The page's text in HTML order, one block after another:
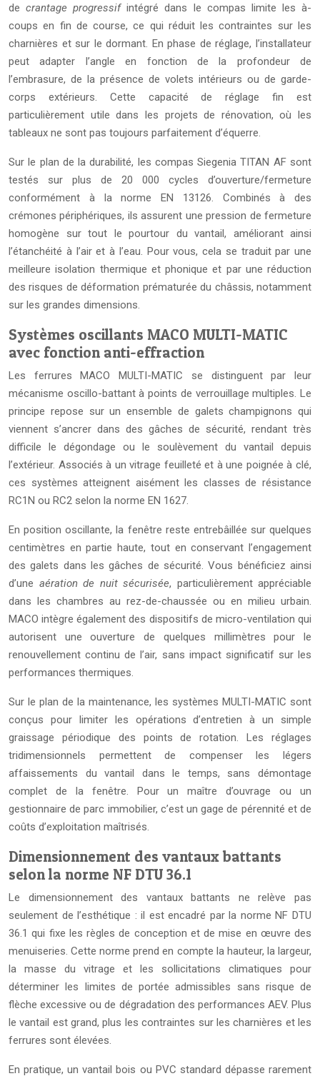
decrantage progressifintégré dans le compas limite les à-
coups en fin de course, ce qui réduit les contraintes sur les
charnières et sur le dormant. En phase de réglage, l’installateur
peut adapter l’angle en fonction de la profondeur de
l’embrasure, de la présence de volets intérieurs ou de garde-
corps extérieurs. Cette capacité de réglage fin est
particulièrement utile dans les projets de rénovation, où les
tableaux ne sont pas toujours parfaitement d’équerre.
Sur le plan de la durabilité, les compas Siegenia TITAN AF sont
testés sur plus de 20 000 cycles d’ouverture/fermeture
conformément à la norme EN 13126. Combinés à des
crémones périphériques, ils assurent une pression de fermeture
homogène sur tout le pourtour du vantail, améliorant ainsi
l’étanchéité à l’air et à l’eau. Pour vous, cela se traduit par une
meilleure isolation thermique et phonique et par une réduction
des risques de déformation prématurée du châssis, notamment
sur les grandes dimensions.
Systèmes oscillants MACO MULTI-MATIC
avec fonction anti-effraction
Les ferrures MACO MULTI-MATIC se distinguent par leur
mécanisme oscillo-battant à points de verrouillage multiples. Le
principe repose sur un ensemble de galets champignons qui
viennent s’ancrer dans des gâches de sécurité, rendant très
difficile le dégondage ou le soulèvement du vantail depuis
l’extérieur. Associés à un vitrage feuilleté et à une poignée à clé,
ces systèmes atteignent aisément les classes de résistance
RC1N ou RC2 selon la norme EN 1627.
En position oscillante, la fenêtre reste entrebâillée sur quelques
centimètres en partie haute, tout en conservant l’engagement
des galets dans les gâches de sécurité. Vous bénéficiez ainsi
d’une aération de nuit sécurisée, particulièrement appréciable
dans les chambres au rez-de-chaussée ou en milieu urbain.
MACO intègre également des dispositifs de micro-ventilation qui
autorisent une ouverture de quelques millimètres pour le
renouvellement continu de l’air, sans impact significatif sur les
performances thermiques.
Sur le plan de la maintenance, les systèmes MULTI-MATIC sont
conçus pour limiter les opérations d’entretien à un simple
graissage périodique des points de rotation. Les réglages
tridimensionnels permettent de compenser les légers
affaissements du vantail dans le temps, sans démontage
complet de la fenêtre. Pour un maître d’ouvrage ou un
gestionnaire de parc immobilier, c’est un gage de pérennité et de
coûts d’exploitation maîtrisés.
Dimensionnement des vantaux battants
selon la norme NF DTU 36.1
Le dimensionnement des vantaux battants ne relève pas
seulement de l’esthétique : il est encadré par la norme NF DTU
36.1 qui fixe les règles de conception et de mise en œuvre des
menuiseries. Cette norme prend en compte la hauteur, la largeur,
la masse du vitrage et les sollicitations climatiques pour
déterminer les limites de portée admissibles sans risque de
flèche excessive ou de dégradation des performances AEV. Plus
le vantail est grand, plus les contraintes sur les charnières et les
ferrures sont élevées.
En pratique, un vantail bois ou PVC standard dépasse rarement